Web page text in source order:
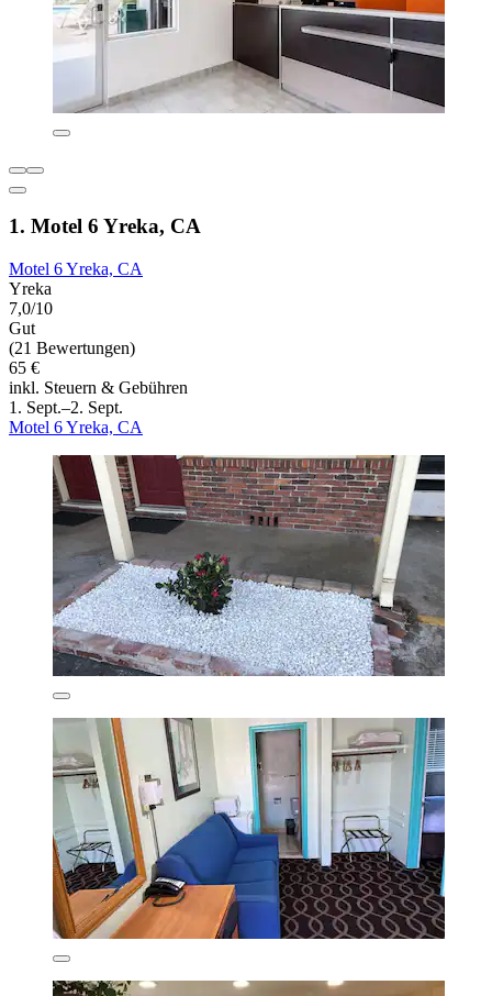
1. Motel 6 Yreka, CA
Motel 6 Yreka, CA
Yreka
7,0/10
Gut
(21 Bewertungen)
65 €
inkl. Steuern & Gebühren
1. Sept.–2. Sept.
Motel 6 Yreka, CA